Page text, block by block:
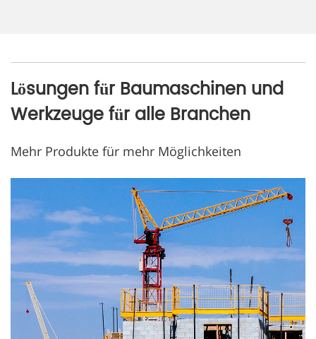
Lösungen für Baumaschinen und
Werkzeuge für alle Branchen
Mehr Produkte für mehr Möglichkeiten